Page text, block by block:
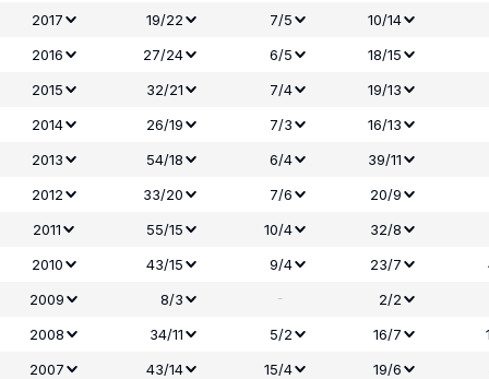
2017
19/22 7/5
10/14
2016
27/24 6/5
18/15
2015
32/21 7/4
19/13
2014
26/19 7/3
16/13
2013
54/18 6/4 39/11
2012
33/20 7/6
20/9
2011
55/15 10/4 32/8
2010
43/15 9/4 23/7
2009
8/3 -
2/2
2008
34/11 5/2 16/7
2007
43/14 15/4 19/6